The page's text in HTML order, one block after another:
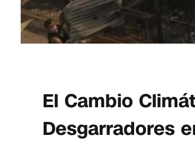
El Cambio
Desgarradores